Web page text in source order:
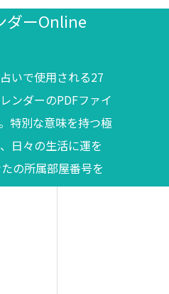
ダーOnline
いで使用される27
ンダーのPDFファイ
特別な意味を持つ極
日々の生活に運を
の所属部屋番号を
さい。